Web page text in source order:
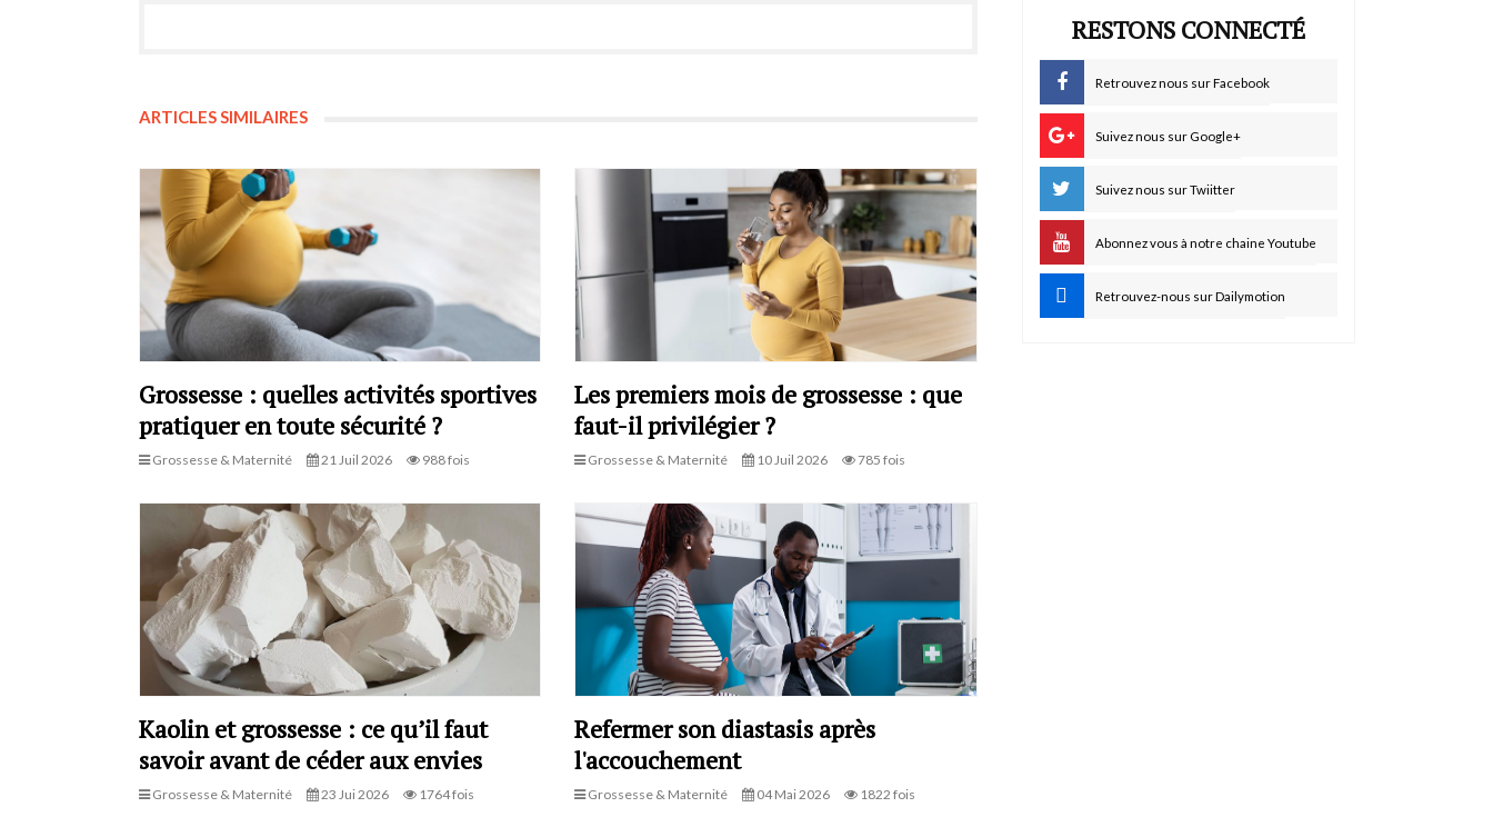
ARTICLES SIMILAIRES
Grossesse : quelles activités sportives
pratiquer en toute sécurité ?
Grossesse & Maternité 21 Juil 2026 988 fois
Les premiers mois de grossesse : que
faut-il privilégier ?
Grossesse & Maternité 10 Juil 2026 785 fois
Kaolin et grossesse : ce qu’il faut
savoir avant de céder aux envies
Grossesse & Maternité 23 Jui 2026 1764 fois
Refermer son diastasis après
l'accouchement
Grossesse & Maternité 04 Mai 2026 1822 fois
RESTONS CONNECTÉ
Retrouvez nous sur Facebook
Suivez nous sur Google+
Suivez nous sur Twiitter
Abonnez vous à notre chaine Youtube
Retrouvez-nous sur Dailymotion